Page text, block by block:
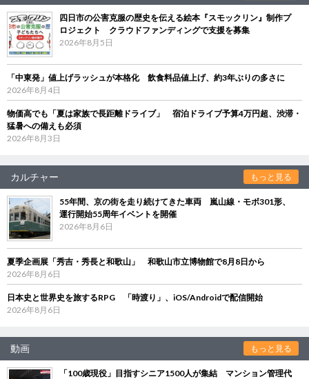
四日市の公害克服の歴史を伝える絵本『スモックリン』制作プ
ロジェクト クラウドファンディングで支援を募集
2026年8月5日
「中東発」値上げラッシュが本格化 飲食料品値上げ、約3年ぶりの多さに
2026年8月4日
物価高でも「夏は家族で長距離ドライブ」 宿泊ドライブ予算4万円超、渋滞・
猛暑への備えも必須
2026年8月3日
カルチャー もっと見る
55年間、京の街を走り続けてきた車両 嵐山線・モボ301形、
運行開始55周年イベントを開催
2026年8月6日
夏季企画展「秀吉・秀長と和歌山」 和歌山市立博物館で8月8日から
2026年8月6日
日本史と世界史を旅するRPG 「時渡り」、iOS/Androidで配信開始
2026年8月6日
動画 もっと見る
「100歳現役」目指すシニア1500人が集結 マンション管理代